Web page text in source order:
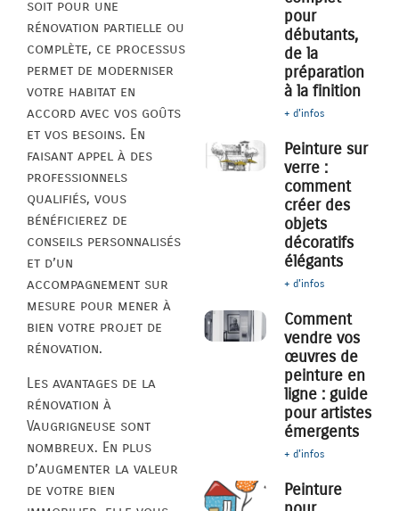
soit pour une
rénovation partielle ou
complète, ce processus
permet de moderniser
votre habitat en
accord avec vos goûts
et vos besoins. En
faisant appel à des
professionnels
qualifiés, vous
bénéficierez de
conseils personnalisés
et d’un
accompagnement sur
mesure pour mener à
bien votre projet de
rénovation.
Les avantages de la
rénovation à
Vaugrigneuse sont
nombreux. En plus
d’augmenter la valeur
de votre bien
pour
débutants,
de la
préparation
à la finition
+ d'infos
Peinture sur
verre :
comment
créer des
objets
décoratifs
élégants
+ d'infos
Comment
vendre vos
œuvres de
peinture en
ligne : guide
pour artistes
émergents
+ d'infos
Peinture